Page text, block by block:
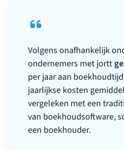
Volgens onafhankelijk
ondernemers met jortt
per jaar aan
jaarlijkse kosten
vergeleken met een
van boekhoudsoftware,
een boekhouder.